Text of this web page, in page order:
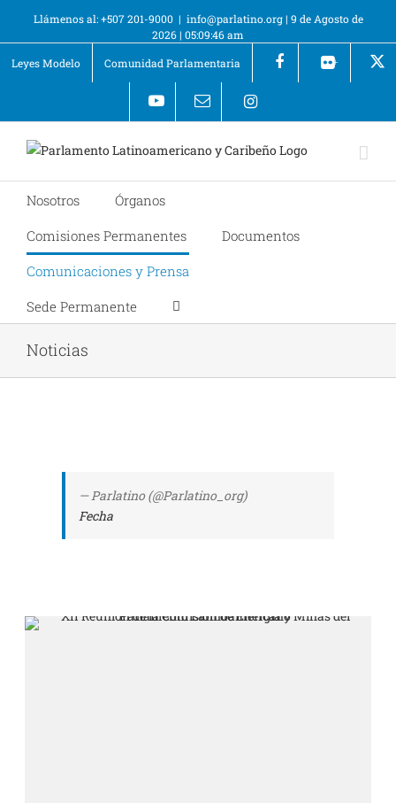
Llámenos al: +507 201-9000 | info@parlatino.org| 9 de Agosto de
2026| 05:09:47 am
Leyes Modelo
Comunidad Parlamentaria +
Nosotros
Órganos
Comisiones Permanentes
Documentos
Comunicaciones y Prensa
Sede Permanente
Noticias
— Parlatino (@Parlatino_org)
Fecha